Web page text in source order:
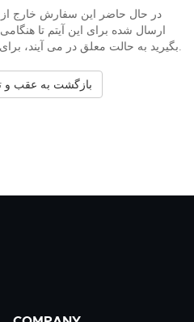
در حال حاضر این سفارش خارج
ارسال شده برای این آیتم تا
بگیرید به حالت معلق در می آیند، برای اطلاعات بیشتر با ما تماس بگیرید.
بازگشت به عقب و